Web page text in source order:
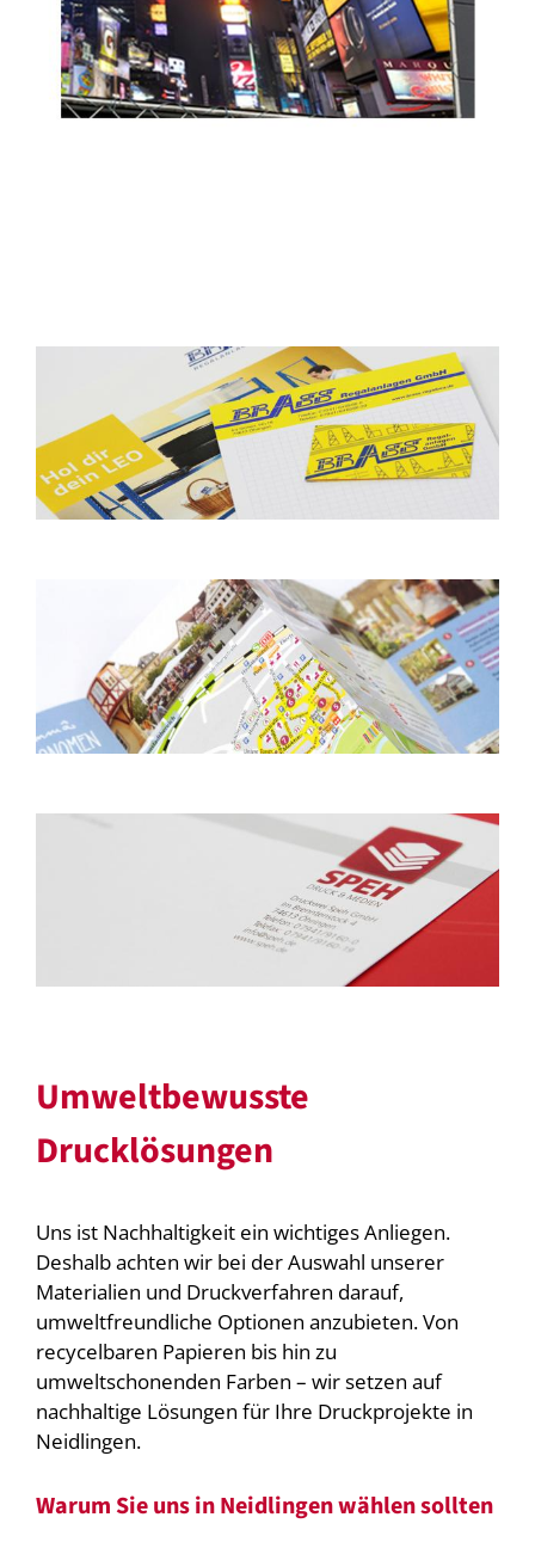
Umweltbewusste
Drucklösungen
Uns ist Nachhaltigkeit ein wichtiges Anliegen.
Deshalb achten wir bei der Auswahl unserer
Materialien und Druckverfahren darauf,
umweltfreundliche Optionen anzubieten. Von
recycelbaren Papieren bis hin zu
umweltschonenden Farben – wir setzen auf
nachhaltige Lösungen für Ihre Druckprojekte in
Neidlingen.
Warum Sie uns in Neidlingen wählen sollten